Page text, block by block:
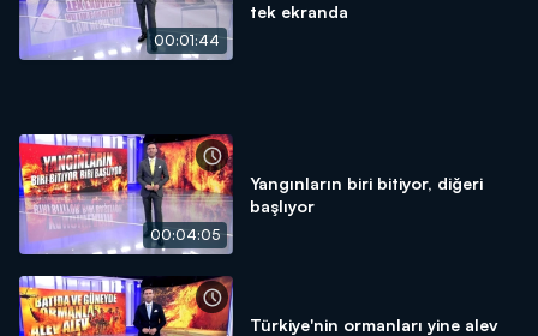
00:01:44
tek ekranda
00:04:05
Yangınların biri bitiyor, diğeri
başlıyor
Türkiye'nin ormanları yine alev